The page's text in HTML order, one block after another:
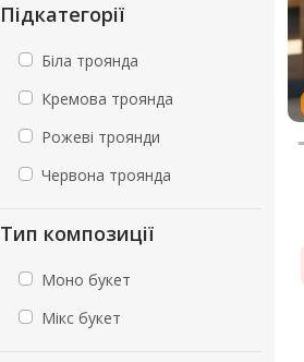
Підкатегорії
Біла троянда
Кремова троянда
Рожеві троянди
Червона троянда
Тип композиції
Моно букет
Мікс букет